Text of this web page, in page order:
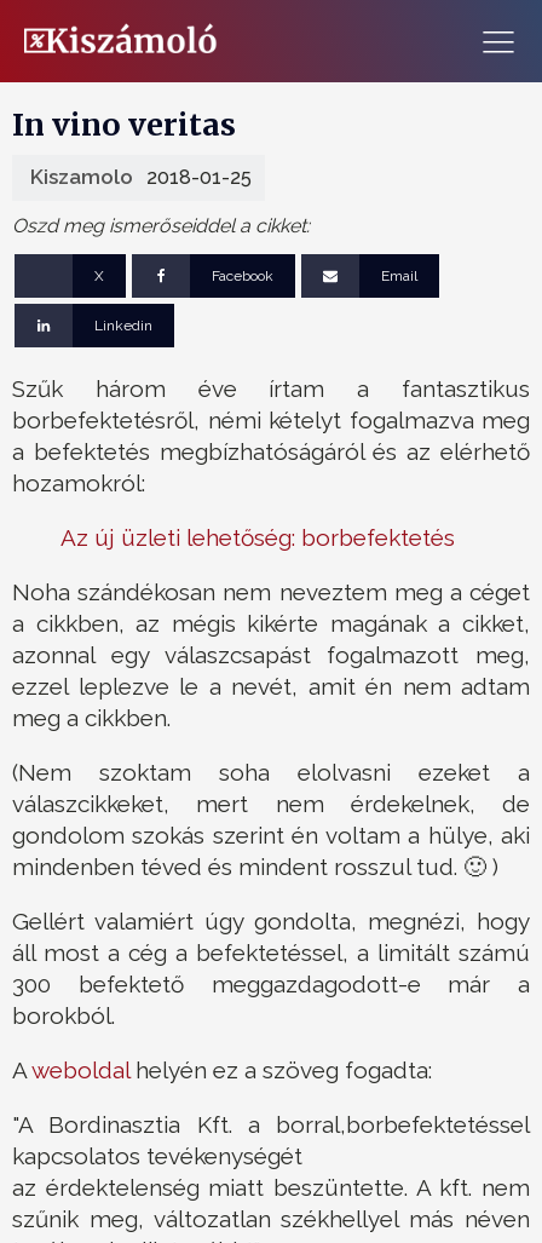
In vino veritas
Kiszamolo 2018-01-25
Oszd meg ismerőseiddel a cikket:
X Facebook Email
Linkedin
Szűk három éve írtam a fantasztikus
borbefektetésről, némi kételyt fogalmazva meg
a befektetés megbízhatóságáról és az elérhető
hozamokról:
Az új üzleti lehetőség: borbefektetés
Noha szándékosan nem neveztem meg a céget
a cikkben, az mégis kikérte magának a cikket,
azonnal egy válaszcsapást fogalmazott meg,
ezzel leplezve le a nevét, amit én nem adtam
meg a cikkben.
(Nem szoktam soha elolvasni ezeket a
válaszcikkeket, mert nem érdekelnek, de
gondolom szokás szerint én voltam a hülye, aki
mindenben téved és mindent rosszul tud. 🙂 )
Gellért valamiért úgy gondolta, megnézi, hogy
áll most a cég a befektetéssel, a limitált számú
300 befektető meggazdagodott-e már a
borokból.
Aweboldalhelyén ez a szöveg fogadta:
"A Bordinasztia Kft. a borral,borbefektetéssel
kapcsolatos tevékenységét
az érdektelenség miatt beszüntette. A kft. nem
szűnik meg, változatlan székhellyel más néven